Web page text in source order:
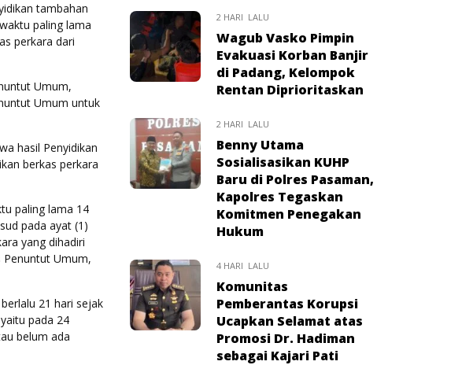
tambahan
paling lama
perkara dari
Umum,
Umum untuk
hasil Penyidikan
berkas perkara
paling lama 14
pada ayat (1)
yang dihadiri
Penuntut Umum,
21 hari sejak
pada 24
belum ada
2 HARI LALU
Wagub Vasko Pimpin
Evakuasi Korban Banjir
di Padang, Kelompok
Rentan Diprioritaskan
2 HARI LALU
Benny Utama
Sosialisasikan KUHP
Baru di Polres Pasaman,
Kapolres Tegaskan
Komitmen Penegakan
Hukum
4 HARI LALU
Komunitas
Pemberantas Korupsi
Ucapkan Selamat atas
Promosi Dr. Hadiman
sebagai Kajari Pati